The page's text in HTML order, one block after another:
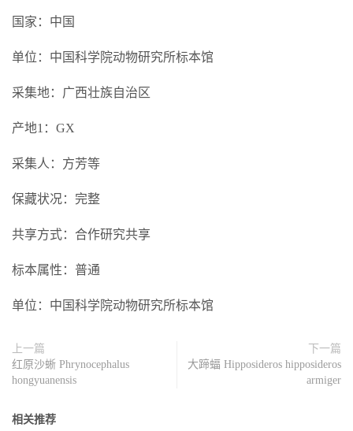
国家：中国
单位：中国科学院动物研究所标本馆
采集地：广西壮族自治区
产地1：GX
采集人：方芳等
保藏状况：完整
共享方式：合作研究共享
标本属性：普通
单位：中国科学院动物研究所标本馆
上一篇
红原沙蜥 Phrynocephalus
hongyuanensis
下一篇
大蹄蝠 Hipposideros hipposideros
armiger
相关推荐